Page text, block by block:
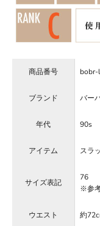
商品番号
ブランド バー
年代 90s
アイテム スラ
サイズ表記
76
※参
ウエスト 約